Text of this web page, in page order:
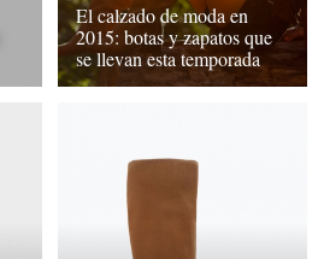
El calzado de moda en
2015: botas y zapatos que
se llevan esta temporada